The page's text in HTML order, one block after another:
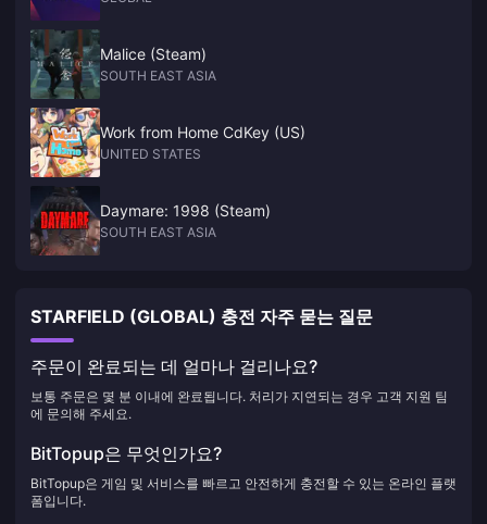
Malice (Steam)
SOUTH EAST ASIA
Work from Home CdKey (US)
UNITED STATES
Daymare: 1998 (Steam)
SOUTH EAST ASIA
STARFIELD (GLOBAL) 충전 자주 묻는 질문
주문이 완료되는 데 얼마나 걸리나요?
보통 주문은 몇 분 이내에 완료됩니다. 처리가 지연되는 경우 고객 지원 팀
에 문의해 주세요.
BitTopup은 무엇인가요?
BitTopup은 게임 및 서비스를 빠르고 안전하게 충전할 수 있는 온라인 플랫
폼입니다.